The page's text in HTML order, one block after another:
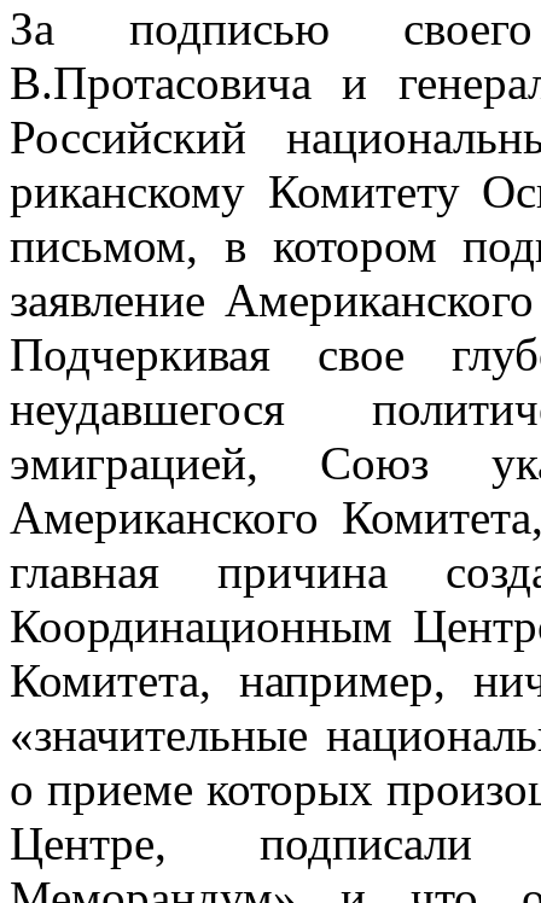
За подписью своего
В.Протасовича и
Российский
риканскому Комитету
письмом, в котором
заявление
Подчеркивая свое
неудавшегося
эмиграцией, Союз
Американского
главная при­чина
Координационным
Комитета, например,
«значи­тельные
о приеме которых
Центре, подписали